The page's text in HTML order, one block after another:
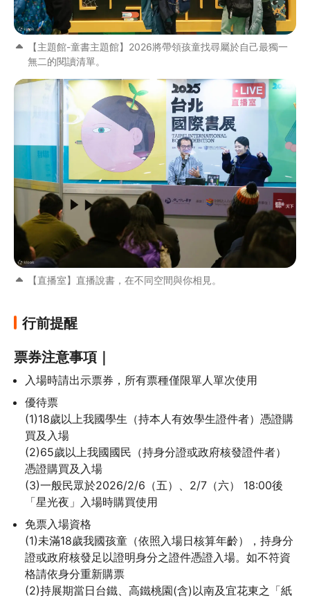
【主題館-童書主題館】2026將帶領孩童找尋屬於自己最獨一
無二的閱讀清單。
【直播室】直播說書，在不同空間與你相見。
行前提醒
票券注意事項｜
入場時請出示票券，所有票種僅限單人單次使用
優待票
(1)18歲以上我國學生（持本人有效學生證件者）憑證購
買及入場
(2)65歲以上我國國民（持身分證或政府核發證件者）
憑證購買及入場
(3)一般民眾於2026/2/6（五）、2/7（六） 18:00後
「星光夜」入場時購買使用
免票入場資格
(1)未滿18歲我國孩童（依照入場日核算年齡），持身分
證或政府核發足以證明身分之證件憑證入場。如不符資
格請依身分重新購票
(2)持展期當日台鐵、高鐵桃園(含)以南及宜花東之「紙